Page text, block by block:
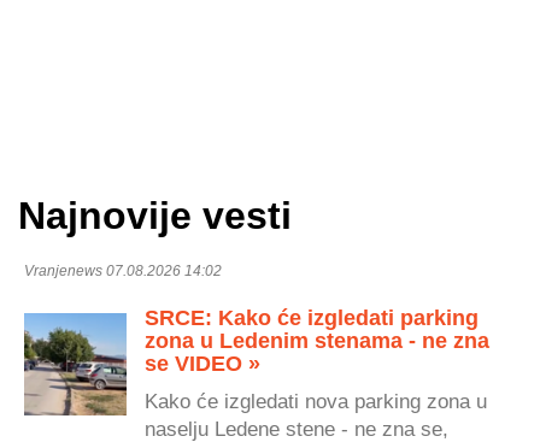
Najnovije vesti
Vranjenews 07.08.2026 14:02
SRCE: Kako će izgledati parking
zona u Ledenim stenama - ne zna
se VIDEO »
Kako će izgledati nova parking zona u
naselju Ledene stene - ne zna se,